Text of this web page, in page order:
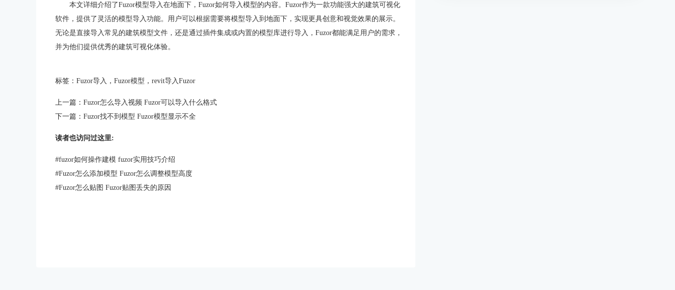
本文详细介绍了Fuzor模型导入在地面下，Fuzor如何导入模型的内容。Fuzor作为一款功能强大的建筑可视化
软件，提供了灵活的模型导入功能。用户可以根据需要将模型导入到地面下，实现更具创意和视觉效果的展示。
无论是直接导入常见的建筑模型文件，还是通过插件集成或内置的模型库进行导入，Fuzor都能满足用户的需求，
并为他们提供优秀的建筑可视化体验。
标签： Fuzor导入 ， Fuzor模型 ， revit导入Fuzor
上一篇： Fuzor怎么导入视频 Fuzor可以导入什么格式
下一篇： Fuzor找不到模型 Fuzor模型显示不全
读者也访问过这里:
#fuzor如何操作建模 fuzor实用技巧介绍
#Fuzor怎么添加模型 Fuzor怎么调整模型高度
#Fuzor怎么贴图 Fuzor贴图丢失的原因